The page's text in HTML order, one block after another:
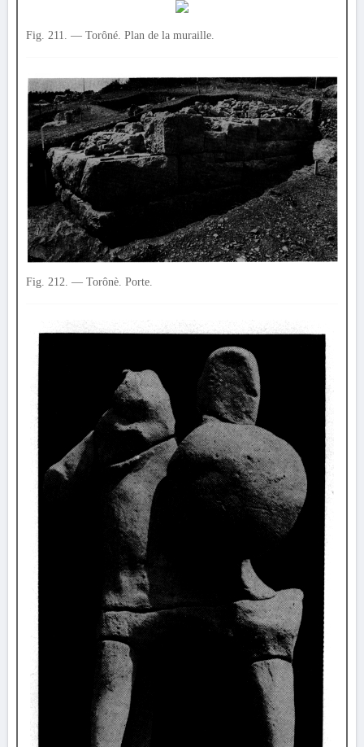
Fig. 211. — Torôné. Plan de la muraille.
Fig. 212. — Torônè. Porte.